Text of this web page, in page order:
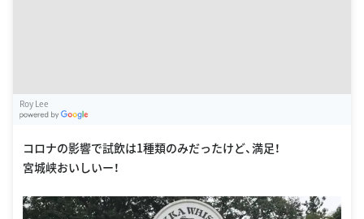
Roy Lee
コロナの影響で試飲は1種類のみだったけど、満足！
宮城峡おいしいー！